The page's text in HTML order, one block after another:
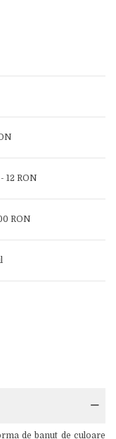
12 RON
RON
de banut de culoare